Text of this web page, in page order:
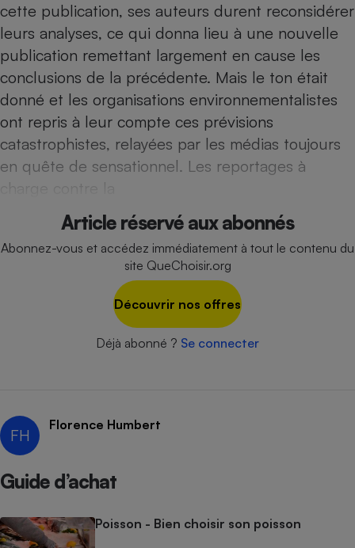
cette publication, ses auteurs durent reconsidérer
leurs analyses, ce qui donna lieu à une nouvelle
publication remettant largement en cause les
conclusions de la précédente. Mais le ton était
donné et les organisations environnementalistes
ont repris à leur compte ces prévisions
catastrophistes, relayées par les médias toujours
en quête de sensationnel. Les reportages à
charge contre la
Article réservé aux abonnés
Abonnez-vous et accédez immédiatement à tout le contenu du
site QueChoisir.org
Découvrir nos offres
Déjà abonné ? Se connecter
FH
Florence Humbert
Guide d’achat
Poisson - Bien choisir son poisson
Lave-linge
Plaque de cuisson à
Climatiseur -
Cafetière à expressos
Téléphone mobile -
Smartphone
Radiateur électrique
Climatiseur -
Antimoustique